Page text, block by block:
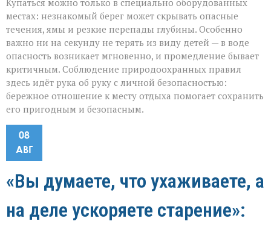
Купаться можно только в специально оборудованных
местах: незнакомый берег может скрывать опасные
течения, ямы и резкие перепады глубины. Особенно
важно ни на секунду не терять из виду детей — в воде
опасность возникает мгновенно, и промедление бывает
критичным. Соблюдение природоохранных правил
здесь идёт рука об руку с личной безопасностью:
бережное отношение к месту отдыха помогает сохранить
его пригодным и безопасным.
08
АВГ
«Вы думаете, что ухаживаете, а
на деле ускоряете старение»: